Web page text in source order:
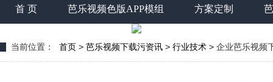
首 页 芭乐视频色版APP模组 方案定制
当前位置： 首页 > 芭乐视频下载污资讯 > 行业技术 > 企业芭乐视频